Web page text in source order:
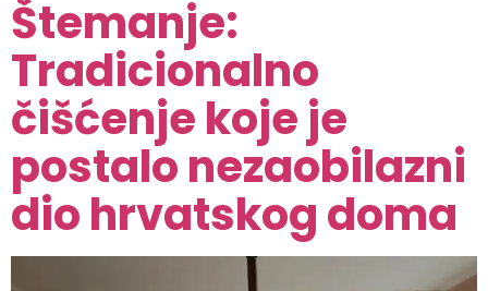
Štemanje:
Tradicionalno
čišćenje koje je
postalo nezaobilazni
dio hrvatskog doma